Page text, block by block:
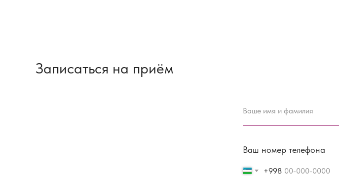
Записаться на приём
Ваше имя и фамилия
Ваш номер телефона
+998